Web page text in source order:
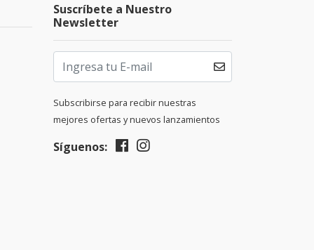
Suscríbete a Nuestro
Newsletter
Subscribirse para recibir nuestras
mejores ofertas y nuevos lanzamientos
Síguenos: